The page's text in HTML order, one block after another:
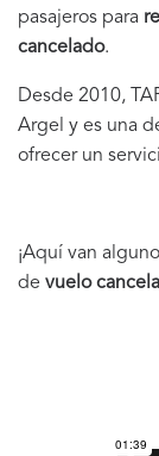
pasajeros para
cancelado.
Desde 2010,
Argel y es una
ofrecer un
¡Aquí van
de vuelo